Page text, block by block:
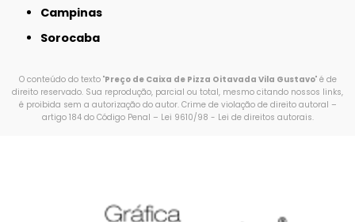
Campinas
Sorocaba
O conteúdo do texto "Preço de Caixa de Pizza Oitavada Vila Gustavo" é de
direito reservado. Sua reprodução, parcial ou total, mesmo citando nossos links,
é proibida sem a autorização do autor. Crime de violação de direito autoral –
artigo 184 do Código Penal – Lei 9610/98 - Lei de direitos autorais.